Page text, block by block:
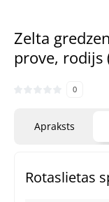
Zelta
prove, rodijs
0
Apraksts
Rotaslietas